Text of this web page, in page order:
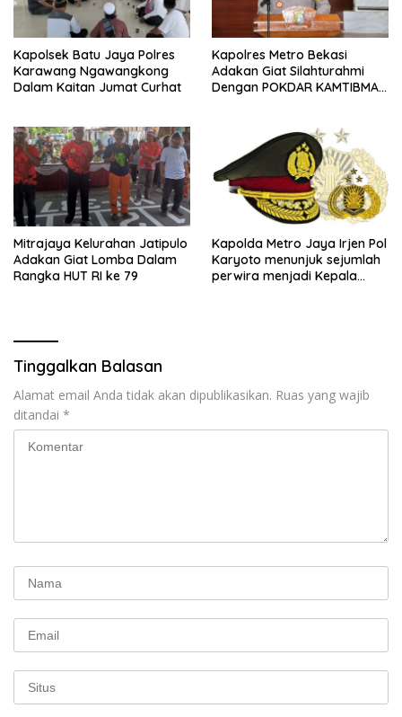
Kapolsek Batu Jaya Polres
Karawang Ngawangkong
Dalam Kaitan Jumat Curhat
Kapolres Metro Bekasi
Adakan Giat Silahturahmi
Dengan POKDAR KAMTIBMAS
Mitrajaya Kelurahan Jatipulo
Adakan Giat Lomba Dalam
Rangka HUT RI ke 79
Kapolda Metro Jaya Irjen Pol
Karyoto menunjuk sejumlah
perwira menjadi Kepala
Tinggalkan Balasan
Alamat email Anda tidak akan dipublikasikan. Ruas yang wajib
ditandai *